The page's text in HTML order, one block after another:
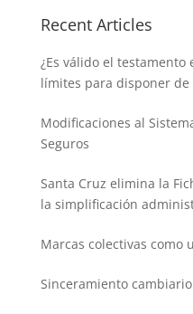
Recent Articles
¿Es válido el testamento
límites para disponer
Modificaciones al
Seguros
Santa Cruz elimina la
la simplificación
Marcas colectivas
Sinceramiento